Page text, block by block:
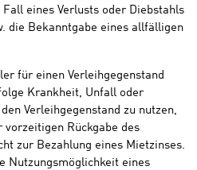
eines Verlusts oder Diebstahls
die Bekanntgabe eines allfälligen
für einen Verleihgegenstand
Krankheit, Unfall oder
Verleihgegenstand zu nutzen,
Rückgabe des
zur Bezahlung eines Mietzinses.
Nutzungsmöglichkeit eines